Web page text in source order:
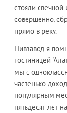
стояли свечной
совершенно,
прямо в реку.
Пивзавод я
гостиницей
мы с
частенько
популярным
пятьдесят лет